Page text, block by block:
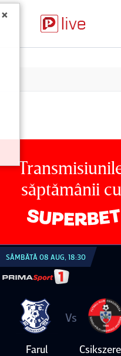
săptămânii cu
SÂMBĂTĂ 08 AUG, 21:30
Dinamo
Vs
FC
×